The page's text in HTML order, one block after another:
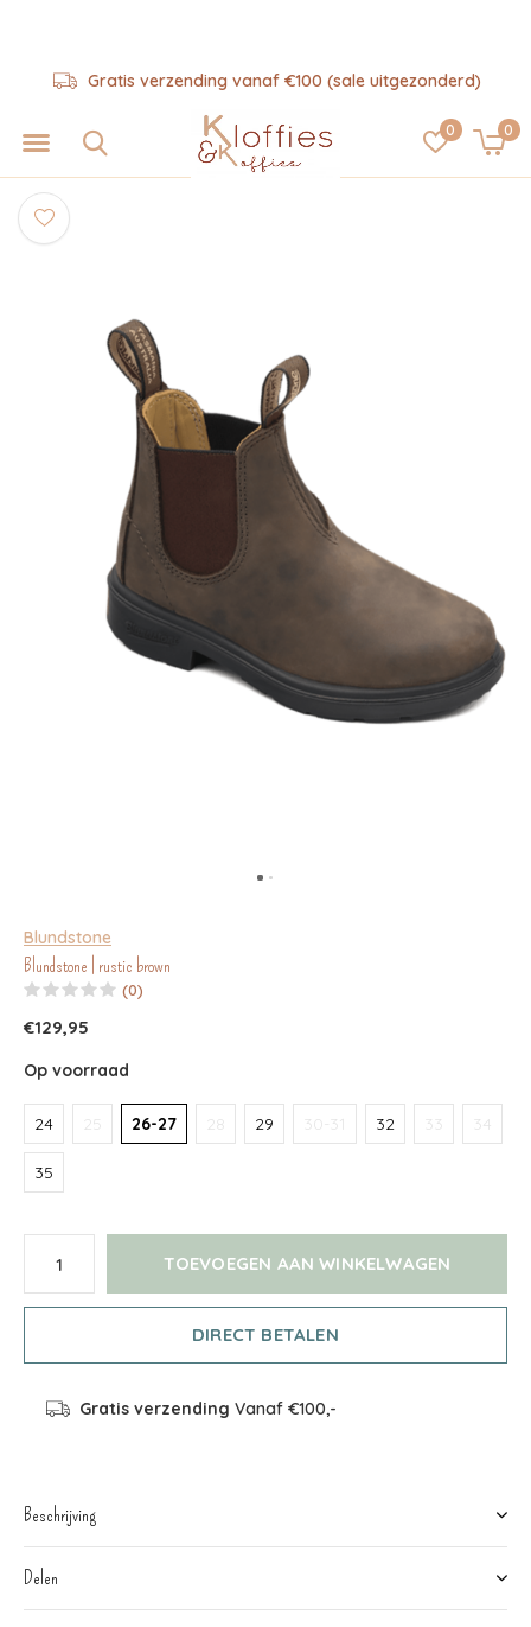
0 0
Gratis verzending vanaf €100 (sale uitgezonderd)
Blundstone
Blundstone | rustic brown
(0)
€129,95
Op voorraad
24 25 26-27 28 29 30-31 32 33 34
35
TOEVOEGEN AAN WINKELWAGEN
DIRECT BETALEN
Gratis verzending Vanaf €100,-
Beschrijving
Delen